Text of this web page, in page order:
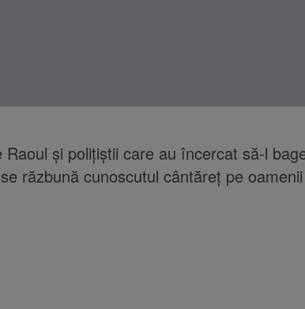
şi poliţiştii care au încercat să-l
răzbună cunoscutul cântăreţ pe